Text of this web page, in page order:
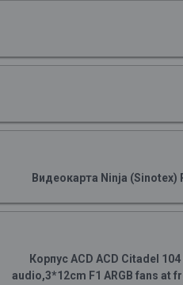
Видеокарта Ninja (Sinotex)
Корпус ACD ACD Citadel
audio,3*12cm F1 ARGB fans at